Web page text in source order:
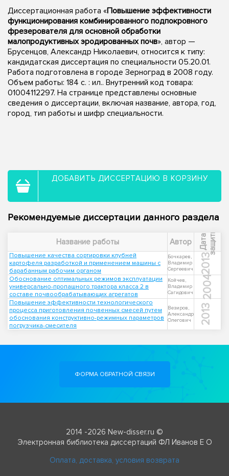
Диссертационная работа «Повышение эффективности
функционирования комбинированного подпокровного
фрезерователя для основной обработки
малопродуктивных эродированных почв», автор —
Брусенцов, Александр Николаевич, относится к типу:
кандидатская диссертация по специальности 05.20.01.
Работа подготовлена в городе Зерноград в 2008 году.
Объем работы: 184 с. : ил.. Внутренний код товара:
01004112297. На странице представлены основные
сведения о диссертации, включая название, автора, год,
город, тип работы и шифр специальности.
ДОБАВИТЬ ДИССЕРТАЦИЮ В КОРЗИНУ
Рекомендуемые диссертации данного раздела
Название работы Автор Д
а
т
а
з
а
щ
и
т ы
Повышение качества сортировки клубней
картофеля разработкой и применением машины с
барабанным рабочим органом
Бочкарев,
Владимир
Сергеевич
2013
Обоснование оптимальных режимов эксплуатации
универсально-пропашного трактора класса 2 в
составе почвообрабатывающих агрегатов
Койчев,
Владимир
Сагидович
2004
Повышение эффективности технологического
процесса приготовления почвенных смесей путем
обоснования конструктивно-режимных параметров
погрузчика-смесителя
Везиров,
Александр
Олегович
2013
ФОРМА ОБРАТНОЙ СВЯЗИ
2014 -2026 New-disser.ru ©
Электронная библиотека диссертаций ФЛ Иванов Е О
Оплата, доставка, условия возврата